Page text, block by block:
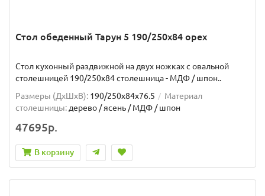
Стол обеденный Тарун 5 190/250х84 орех
Стол кухонный раздвижной на двух ножках с овальной
столешницей 190/250х84 столешница - МДФ / шпон..
Размеры (ДхШxВ): 190/250х84х76.5
Материал
столешницы:дерево / ясень / МДФ / шпон
47695р.
В корзину